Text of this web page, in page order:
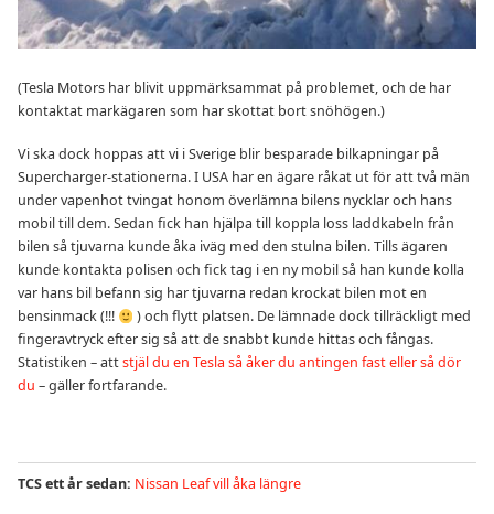
(Tesla Motors har blivit uppmärksammat på problemet, och de har
kontaktat markägaren som har skottat bort snöhögen.)
Vi ska dock hoppas att vi i Sverige blir besparade bilkapningar på
Supercharger-stationerna. I USA har en ägare råkat ut för att två män
under vapenhot tvingat honom överlämna bilens nycklar och hans
mobil till dem. Sedan fick han hjälpa till koppla loss laddkabeln från
bilen så tjuvarna kunde åka iväg med den stulna bilen. Tills ägaren
kunde kontakta polisen och fick tag i en ny mobil så han kunde kolla
var hans bil befann sig har tjuvarna redan krockat bilen mot en
bensinmack (!!!
) och flytt platsen. De lämnade dock tillräckligt med
fingeravtryck efter sig så att de snabbt kunde hittas och fångas.
Statistiken – attstjäl du en Tesla så åker du antingen fast eller så dör
du – gäller fortfarande.
TCS ett år sedan: Nissan Leaf vill åka längre